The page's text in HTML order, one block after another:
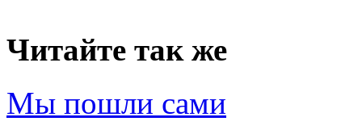
Читайте так же
Мы пошли сами